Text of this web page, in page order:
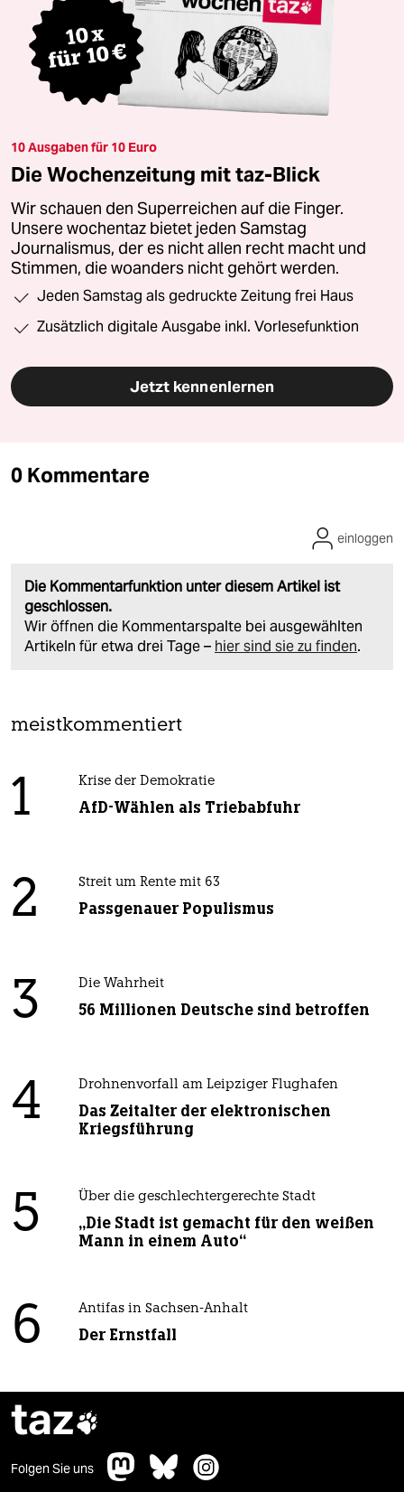
10 Ausgaben für 10 Euro
Die Wochenzeitung mit taz-Blick
Wir schauen den Superreichen auf die Finger.
Unsere wochentaz bietet jeden Samstag
Journalismus, der es nicht allen recht macht und
Stimmen, die woanders nicht gehört werden.
Jeden Samstag als gedruckte Zeitung frei Haus
Zusätzlich digitale Ausgabe inkl. Vorlesefunktion
Jetzt kennenlernen
0 Kommentare
Die Kommentarfunktion unter diesem Artikel ist
geschlossen.
Wir öffnen die Kommentarspalte bei ausgewählten
Artikeln für etwa drei Tage – hier sind sie zu finden.
einloggen
meistkommentiert
1 Krise der Demokratie
AfD-Wählen als Triebabfuhr
2 Streit um Rente mit 63
Passgenauer Populismus
3 Die Wahrheit
56 Millionen Deutsche sind betroffen
4 Drohnenvorfall am Leipziger Flughafen
Das Zeitalter der elektronischen
Kriegsführung
5 Über die geschlechtergerechte Stadt
„Die Stadt ist gemacht für den weißen
Mann in einem Auto“
6 Antifas in Sachsen-Anhalt
Der Ernstfall
taz
Folgen Sie uns